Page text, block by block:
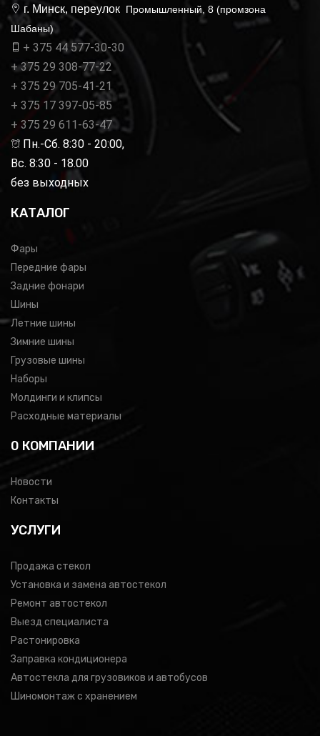
г. Минск, переулок Промышленный, 8 (промзона
Шабаны)
+ 375 44 577-30-30
+ 375 29 308-77-22
+ 375 29 705-41-21
+ 375 17 397-05-85
+ 375 29 611-63-47
Пн.-Сб. 8:30 - 20:00,
Вс. 8:30 - 18.00
без выходных
КАТАЛОГ
Фары
Передние фары
Задние фонари
Шины
Летние шины
Зимние шины
Грузовые шины
Наборы
Молдинги и клипсы
Расходные материалы
0 КОМПАНИИ
Новости
Контакты
УСЛУГИ
Продажа стекол
Установка и замена автостекол
Ремонт автостекол
Выезд специалиста
Растонировка
Заправка кондиционера
Автостекла для грузовиков и автобусов
Шиномонтаж с хранением